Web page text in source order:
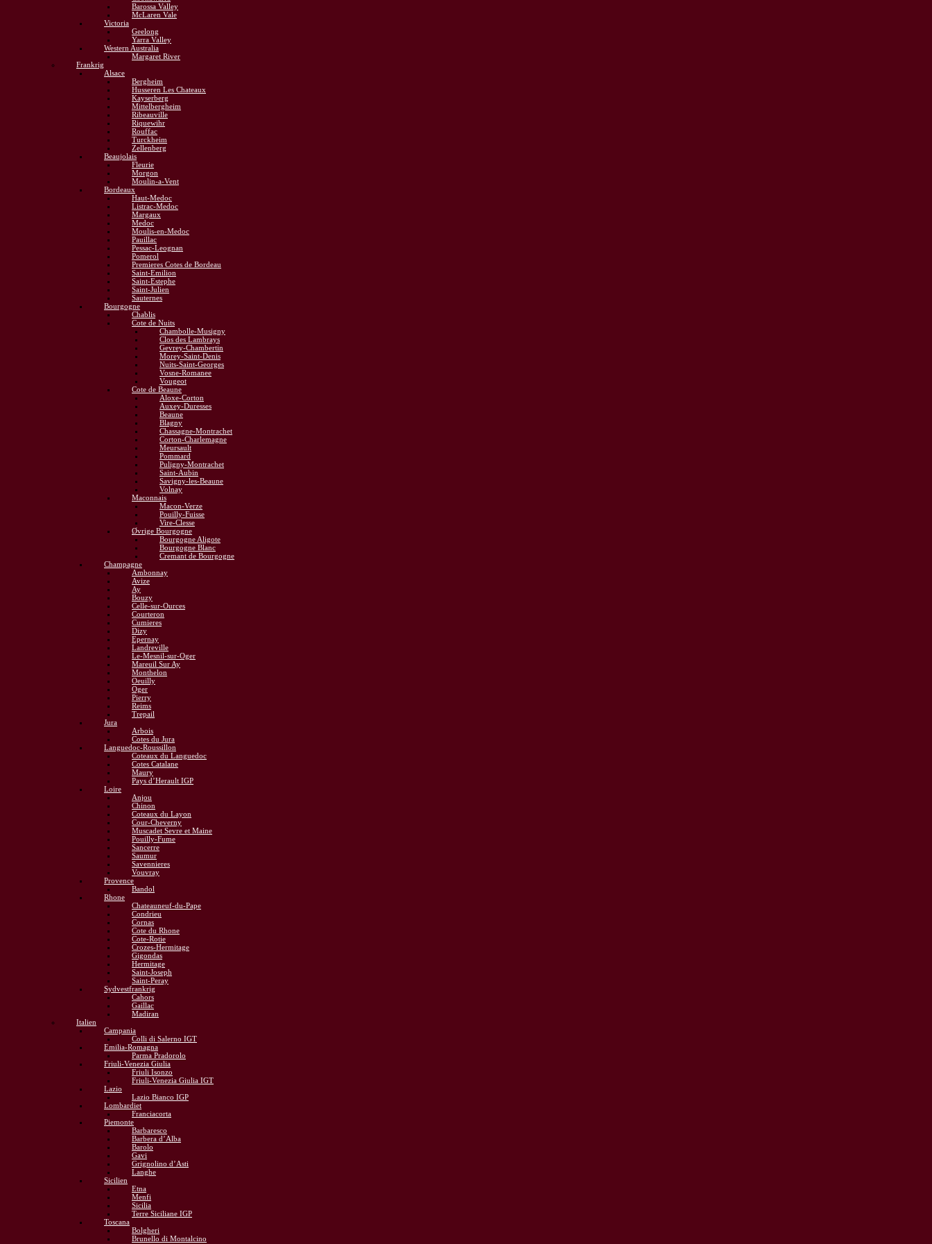
Barossa Valley
McLaren Vale
Victoria
Geelong
Yarra Valley
Western Australia
Margaret River
Frankrig
Alsace
Bergheim
Husseren Les Chateaux
Kayserberg
Mittelbergheim
Ribeauville
Riquewihr
Rouffac
Turckheim
Zellenberg
Beaujolais
Fleurie
Morgon
Moulin-a-Vent
Bordeaux
Haut-Medoc
Listrac-Medoc
Margaux
Medoc
Moulis-en-Medoc
Pauillac
Pessac-Leognan
Pomerol
Premieres Cotes de Bordeau
Saint-Emilion
Saint-Estephe
Saint-Julien
Sauternes
Bourgogne
Chablis
Cote de Nuits
Chambolle-Musigny
Clos des Lambrays
Gevrey-Chambertin
Morey-Saint-Denis
Nuits-Saint-Georges
Vosne-Romanee
Vougeot
Cote de Beaune
Aloxe-Corton
Auxey-Duresses
Beaune
Blagny
Chassagne-Montrachet
Corton-Charlemagne
Meursault
Pommard
Puligny-Montrachet
Saint-Aubin
Savigny-les-Beaune
Volnay
Maconnais
Macon-Verze
Pouilly-Fuisse
Vire-Clesse
Øvrige Bourgogne
Bourgogne Aligote
Bourgogne Blanc
Cremant de Bourgogne
Champagne
Ambonnay
Avize
Ay
Bouzy
Celle-sur-Ources
Courteron
Cumieres
Dizy
Epernay
Landreville
Le-Mesnil-sur-Oger
Mareuil Sur Ay
Monthelon
Oeuilly
Oger
Pierry
Reims
Trepail
Jura
Arbois
Cotes du Jura
Languedoc-Roussillon
Coteaux du Languedoc
Cotes Catalane
Maury
Pays d’Herault IGP
Loire
Anjou
Chinon
Coteaux du Layon
Cour-Cheverny
Muscadet Sevre et Maine
Pouilly-Fume
Sancerre
Saumur
Savennieres
Vouvray
Provence
Bandol
Rhone
Chateauneuf-du-Pape
Condrieu
Cornas
Cote du Rhone
Cote-Rotie
Crozes-Hermitage
Gigondas
Hermitage
Saint-Joseph
Saint-Peray
Sydvestfrankrig
Cahors
Gaillac
Madiran
Italien
Campania
Colli di Salerno IGT
Emilia-Romagna
Parma Pradorolo
Friuli-Venezia Giulia
Friuli Isonzo
Friuli-Venezia Giulia IGT
Lazio
Lazio Bianco IGP
Lombardiet
Franciacorta
Piemonte
Barbaresco
Barbera d’Alba
Barolo
Gavi
Grignolino d’Asti
Langhe
Sicilien
Etna
Menfi
Sicilia
Terre Siciliane IGP
Toscana
Bolgheri
Brunello di Montalcino